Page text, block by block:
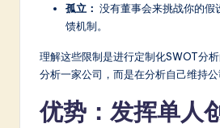
In
孤立： 没有董事会来挑战你的假
馈机制。
理解这些限制是进行定制化SWOT分
分析一家公司，而是在分析自己维持公
优势：发挥单人